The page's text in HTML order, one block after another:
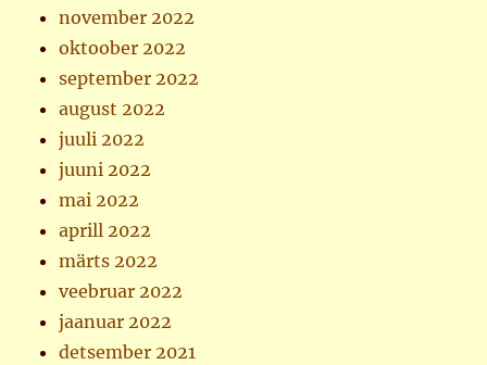
november 2022
oktoober 2022
september 2022
august 2022
juuli 2022
juuni 2022
mai 2022
aprill 2022
märts 2022
veebruar 2022
jaanuar 2022
detsember 2021